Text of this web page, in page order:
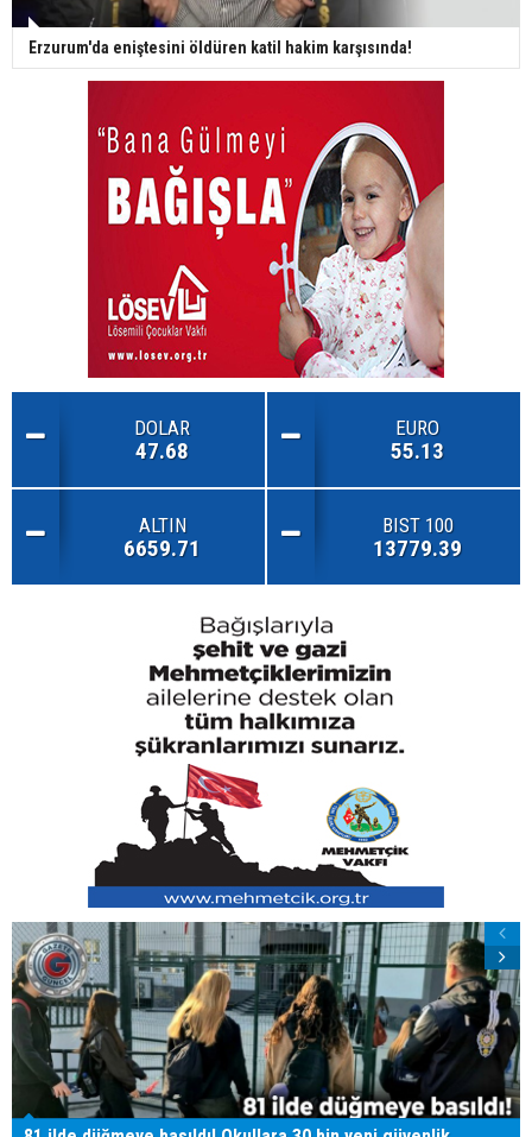
Erzurum'da eniştesini öldüren katil hakim karşısında!
DOLAR
47.68
EURO
55.13
ALTIN
6659.71
BIST 100
13779.39